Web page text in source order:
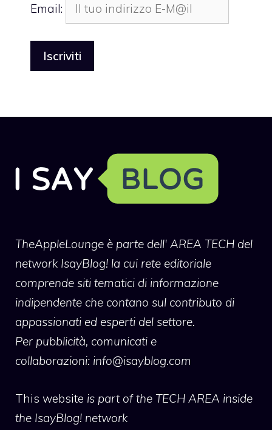
Email:
TheAppleLounge è parte dell' AREA TECH del
network IsayBlog! la cui rete editoriale
comprende siti tematici di informazione
indipendente che contano sul contributo di
appassionati ed esperti del settore.
Per pubblicità, comunicati e
collaborazioni: info@isayblog.com
This website is part of the TECH AREA inside
the IsayBlog! network